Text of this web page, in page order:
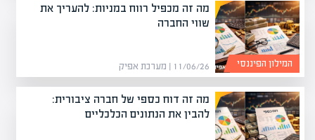
מה זה מכפיל רווח במניות: להעריך את
שווי החברה
11/06/26 | מערכת אפיק המילון הפיננסי
מה זה דוח כספי של חברה ציבורית:
להבין את הנתונים הכלכליים